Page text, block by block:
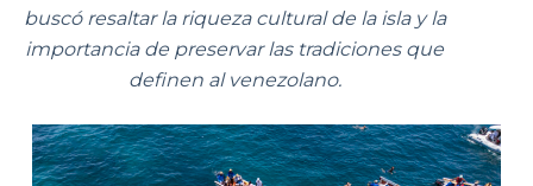
buscó resaltar la riqueza cultural de la isla y la
importancia de preservar las tradiciones que
definen al venezolano.